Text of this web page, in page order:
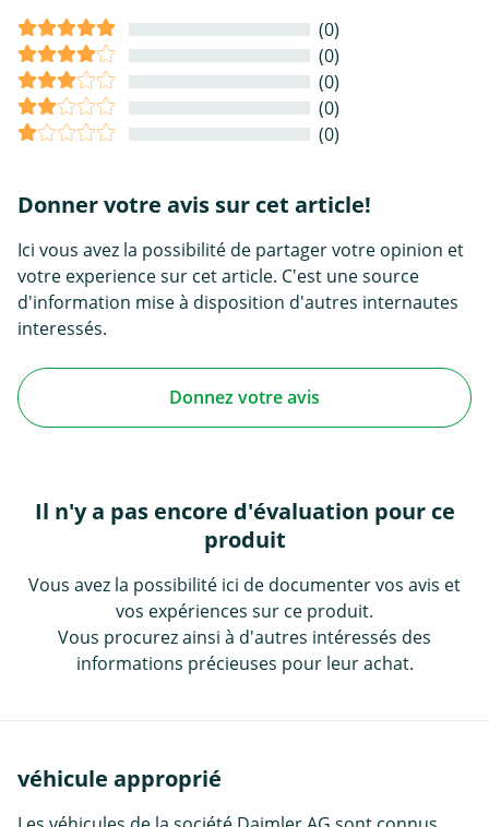
(0)
(0)
(0)
(0)
(0)
Donner votre avis sur cet article!
Ici vous avez la possibilité de partager votre opinion et
votre experience sur cet article. C'est une source
d'information mise à disposition d'autres internautes
interessés.
Donnez votre avis
Il n'y a pas encore d'évaluation pour ce
produit
Vous avez la possibilité ici de documenter vos avis et
vos expériences sur ce produit.
Vous procurez ainsi à d'autres intéressés des
informations précieuses pour leur achat.
véhicule approprié